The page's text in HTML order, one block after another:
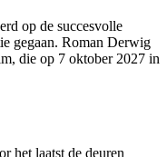
op de succesvolle
gegaan. Roman Derwig
die op 7 oktober 2027 in
het laatst de deuren